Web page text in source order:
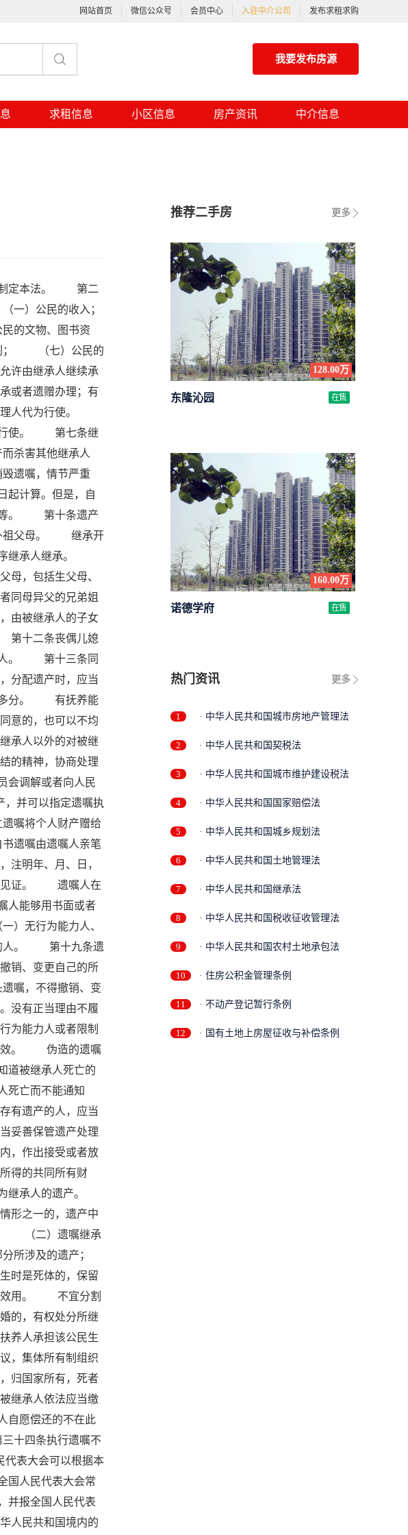
网站首页 微信公众号 会员中心 入驻中介公司 发布求租求购
我要发布房源
求租信息 小区信息 房产资讯 中介信息
制定本法。 第二
）公民的收入；
的文物、图书资
； （七）公民的
许由继承人继续承
或者遗赠办理；有
理人代为行使。
后行使。 第七条继
杀害其他继承人
遗嘱，情节严重
计算。但是，自
等。 第十条遗产
祖父母。 继承开
序继承人继承。
，包括生父母、
同母异父的兄弟姐
由被继承人的子女
第十二条丧偶儿媳
人。 第十三条同
分配遗产时，应当
以多分。 有抚养能
意的，也可以不均
承人以外的对被继
的精神，协商处理
会调解或者向人民
并可以指定遗嘱执
嘱将个人财产赠给
遗嘱由遗嘱人亲笔
明年、月、日，
见证。 遗嘱人在
人能够用书面或者
无行为能力人、
人。 第十九条遗
销、变更自己的所
嘱，不得撤销、变
没有正当理由不履
为能力人或者限制
效。 伪造的遗嘱
被继承人死亡的
死亡而不能通知
有遗产的人，应当
妥善保管遗产处理
，作出接受或者放
得的共同所有财
承人的遗产。
形之一的，遗产中
（二）遗嘱继承
涉及的遗产；
时是死体的，保留
效用。 不宜分割
的，有权处分所继
养人承担该公民生
，集体所有制组织
归国家所有，死者
继承人依法应当缴
自愿偿还的不在此
十四条执行遗嘱不
表大会可以根据本
国人民代表大会常
并报全国人民代表
人民共和国境内的
更多
推荐二手房
128.00万
东隆沁园 在售
160.00万
诺德学府 在售
更多
热门资讯
1 · 中华人民共和国城市房地产管理法
2 · 中华人民共和国契税法
3 · 中华人民共和国城市维护建设税法
4 · 中华人民共和国国家赔偿法
5 · 中华人民共和国城乡规划法
6 · 中华人民共和国土地管理法
7 · 中华人民共和国继承法
8 · 中华人民共和国税收征收管理法
9 · 中华人民共和国农村土地承包法
10 · 住房公积金管理条例
11 · 不动产登记暂行条例
12 · 国有土地上房屋征收与补偿条例